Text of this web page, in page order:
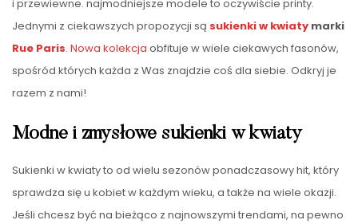
i przewiewne. najmodniejsze modele to oczywiście printy.
Jednymi z ciekawszych propozycji są sukienki w kwiaty marki
Rue Paris. Nowa kolekcja obfituje w wiele ciekawych fasonów,
spośród których każda z Was znajdzie coś dla siebie. Odkryj je
razem z nami!
Modne i zmysłowe sukienki w kwiaty
Sukienki w kwiaty to od wielu sezonów ponadczasowy hit, który
sprawdza się u kobiet w każdym wieku, a także na wiele okazji.
Jeśli chcesz być na bieżąco z najnowszymi trendami, na pewno